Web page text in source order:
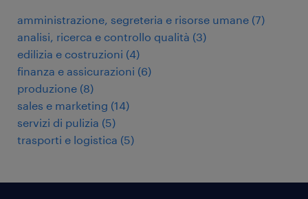
amministrazione, segreteria e risorse umane (7)
analisi, ricerca e controllo qualità (3)
edilizia e costruzioni (4)
finanza e assicurazioni (6)
produzione (8)
sales e marketing (14)
servizi di pulizia (5)
trasporti e logistica (5)